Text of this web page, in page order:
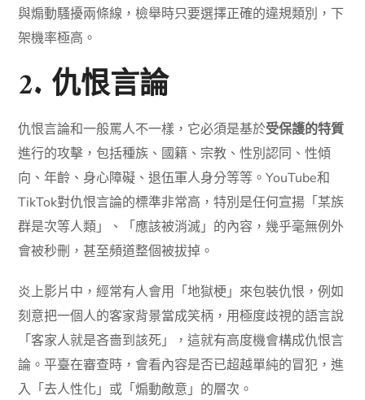
與煽動騷擾兩條線，檢舉時只要選擇正確的違規類別，下
架機率極高。
2. 仇恨言論
仇恨言論和一般罵人不一樣，它必須是基於受保護的特質
進行的攻擊，包括種族、國籍、宗教、性別認同、性傾
向、年齡、身心障礙、退伍軍人身分等等。YouTube和
TikTok對仇恨言論的標準非常高，特別是任何宣揚「某族
群是次等人類」、「應該被消滅」的內容，幾乎毫無例外
會被秒刪，甚至頻道整個被拔掉。
炎上影片中，經常有人會用「地獄梗」來包裝仇恨，例如
刻意把一個人的客家背景當成笑柄，用極度歧視的語言說
「客家人就是吝嗇到該死」，這就有高度機會構成仇恨言
論。平臺在審查時，會看內容是否已超越單純的冒犯，進
入「去人性化」或「煽動敵意」的層次。